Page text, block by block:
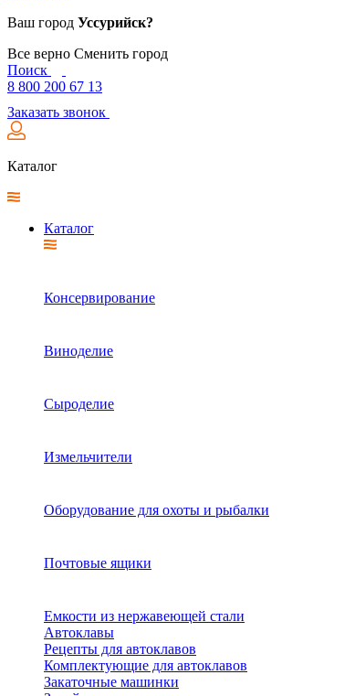
Ваш город Уссурийск?
Все верно Сменить город
Поиск
8 800 200 67 13
Заказать звонок
Каталог
Каталог
Консервирование
Виноделие
Сыроделие
Измельчители
Оборудование для охоты и рыбалки
Почтовые ящики
Емкости из нержавеющей стали
Автоклавы
Рецепты для автоклавов
Комплектующие для автоклавов
Закаточные машинки